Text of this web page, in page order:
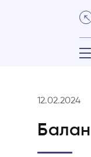
12.02.2024